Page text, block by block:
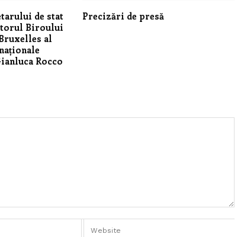
de stat
Biroului
al
Rocco
Precizări de presă